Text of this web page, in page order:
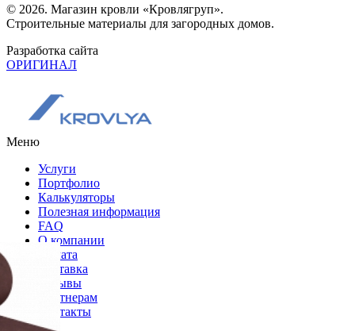
© 2026. Магазин кровли «Кровлягруп».
Строительные материалы для загородных домов.
Разработка сайта
ОРИГИНАЛ
Меню
Услуги
Портфолио
Калькуляторы
Полезная информация
FAQ
О компании
Оплата
Доставка
Отзывы
Партнерам
Контакты